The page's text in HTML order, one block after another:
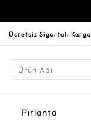
Ücretsiz Sigortalı Kargo
Pırlanta